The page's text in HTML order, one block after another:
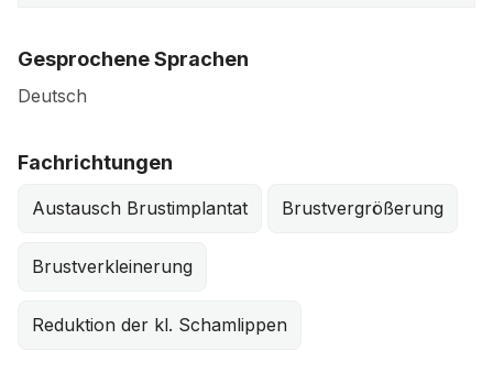
Gesprochene Sprachen
Deutsch
Fachrichtungen
Austausch Brustimplantat Brustvergrößerung
Brustverkleinerung
Reduktion der kl. Schamlippen